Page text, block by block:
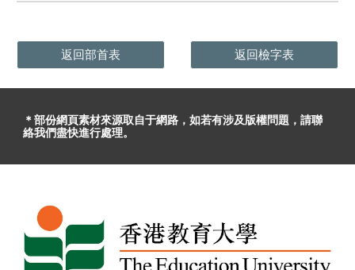
返回部首表 返回檢字表
＊部份網頁素材來源取自于網路，如若有涉及版權問題 ，請聯
絡我們盡快進行處理。